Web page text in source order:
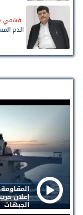
فهمي
الدم
إعلان
الجبهات